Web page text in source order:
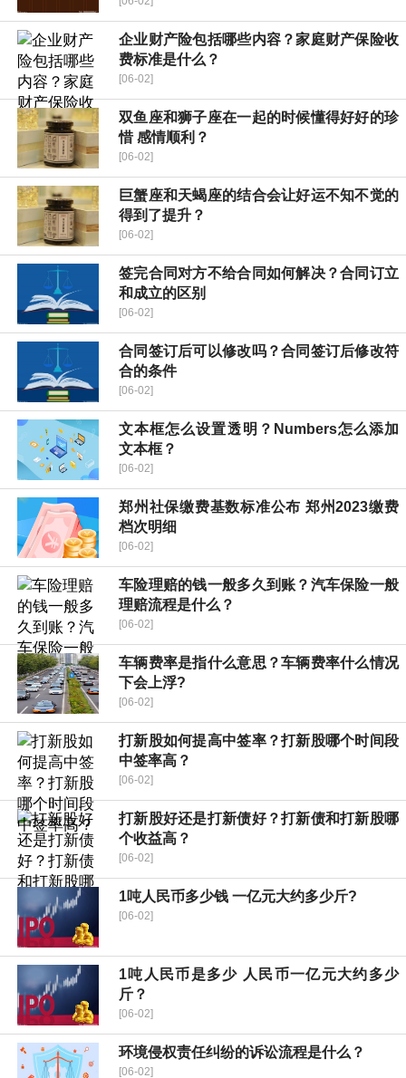
企业财产险包括哪些内容？家庭财产保险收
费标准是什么？
[06-02]
双鱼座和狮子座在一起的时候懂得好好的珍
惜 感情顺利？
[06-02]
巨蟹座和天蝎座的结合会让好运不知不觉的
得到了提升？
[06-02]
签完合同对方不给合同如何解决？合同订立
和成立的区别
[06-02]
合同签订后可以修改吗？合同签订后修改符
合的条件
[06-02]
文本框怎么设置透明？Numbers怎么添加
文本框？
[06-02]
郑州社保缴费基数标准公布 郑州2023缴费
档次明细
[06-02]
车险理赔的钱一般多久到账？汽车保险一般
理赔流程是什么？
[06-02]
车辆费率是指什么意思？车辆费率什么情况
下会上浮?
[06-02]
打新股如何提高中签率？打新股哪个时间段
中签率高？
[06-02]
打新股好还是打新债好？打新债和打新股哪
个收益高？
[06-02]
1吨人民币多少钱 一亿元大约多少斤?
[06-02]
1吨人民币是多少 人民币一亿元大约多少
斤？
[06-02]
环境侵权责任纠纷的诉讼流程是什么？
[06-02]